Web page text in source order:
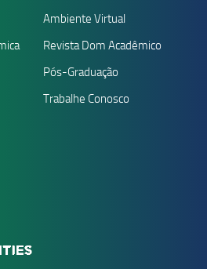
Ambiente Virtual
Revista Dom Acadêmico
Pós-Graduação
Trabalhe Conosco